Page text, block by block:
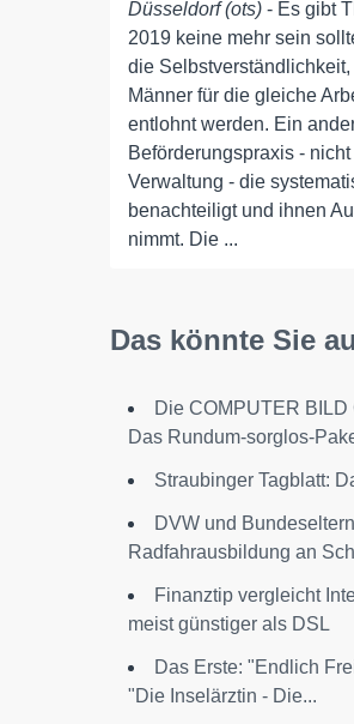
Düsseldorf (ots) - Es gibt
2019 keine mehr sein
die
Männer für die gleiche
entlohnt werden. Ein
Beförderungspraxis -
Verwaltung - die
benachteiligt und ihnen
nimmt. Die ...
Das könnte Sie
Die COMPUTER
Das Rundum-sorglos-
Straubinger Tagblatt:
DVW und
Radfahrausbildung an
Finanztip vergleicht
meist günstiger als DSL
Das Erste: "Endlich
"Die Inselärztin - Die...